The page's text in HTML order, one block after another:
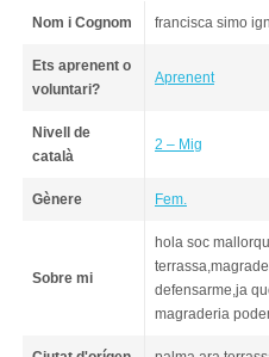
Nom i Cognom francisca simo
Ets aprenent o
voluntari?
Aprenent
Nivell de
català
2 – Mig
Gènere Fem.
Sobre mi
hola soc
defensarme,ja
magraderia